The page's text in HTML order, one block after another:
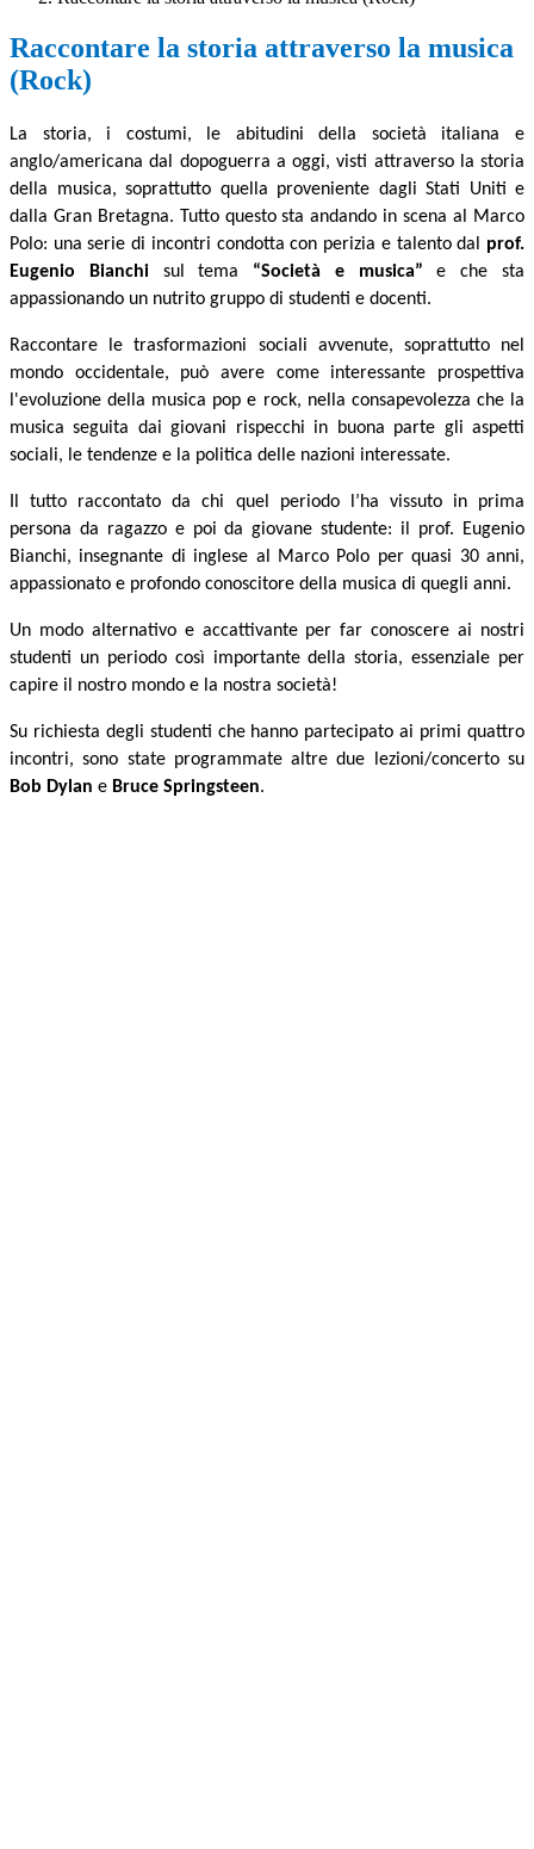
Raccontare la storia attraverso la musica
(Rock)
La storia, i costumi, le abitudini della società italiana e
anglo/americana dal dopoguerra a oggi, visti attraverso la storia
della musica, soprattutto quella proveniente dagli Stati Uniti e
dalla Gran Bretagna. Tutto questo sta andando in scena al Marco
Polo: una serie di incontri condotta con perizia e talento dal prof.
Eugenio Bianchisul tema “Società e musica” e che sta
appassionando un nutrito gruppo di studenti e docenti.
Raccontare le trasformazioni sociali avvenute, soprattutto nel
mondo occidentale, può avere come interessante prospettiva
l'evoluzione della musica pop e rock, nella consapevolezza che la
musica seguita dai giovani rispecchi in buona parte gli aspetti
sociali, le tendenze e la politica delle nazioni interessate.
Il tutto raccontato da chi quel periodo l’ha vissuto in prima
persona da ragazzo e poi da giovane studente: il prof. Eugenio
Bianchi, insegnante di inglese al Marco Polo per quasi 30 anni,
appassionato e profondo conoscitore della musica di quegli anni.
Un modo alternativo e accattivante per far conoscere ai nostri
studenti un periodo così importante della storia, essenziale per
capire il nostro mondo e la nostra società!
Su richiesta degli studenti che hanno partecipato ai primi quattro
incontri, sono state programmate altre due lezioni/concerto su
Bob Dylan e Bruce Springsteen.